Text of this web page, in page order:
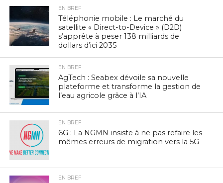
EN BREF
Téléphonie mobile : Le marché du
satellite « Direct-to-Device » (D2D)
s’apprête à peser 138 milliards de
dollars d’ici 2035
EN BREF
AgTech : Seabex dévoile sa nouvelle
plateforme et transforme la gestion de
l’eau agricole grâce à l’IA
EN BREF
6G : La NGMN insiste à ne pas refaire les
mêmes erreurs de migration vers la 5G
EN BREF